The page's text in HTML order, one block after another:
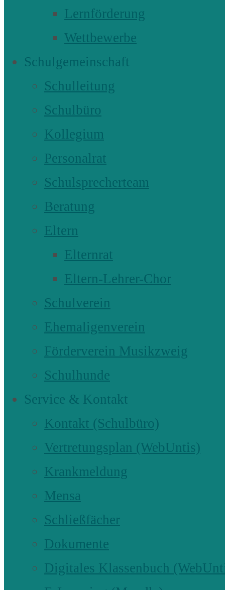
Lernförderung
Wettbewerbe
Schulgemeinschaft
Schulleitung
Schulbüro
Kollegium
Personalrat
Schulsprecherteam
Beratung
Eltern
Elternrat
Eltern-Lehrer-Chor
Schulverein
Ehemaligenverein
Förderverein Musikzweig
Schulhunde
Service & Kontakt
Kontakt (Schulbüro)
Vertretungsplan (WebUntis)
Krankmeldung
Mensa
Schließfächer
Dokumente
Digitales Klassenbuch